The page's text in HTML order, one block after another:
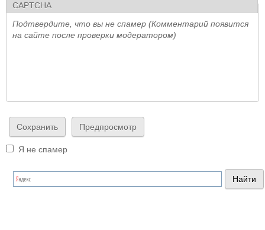
CAPTCHA
Подтвердите, что вы не спамер (Комментарий появится
на сайте после проверки модератором)
Я не спамер
Я спамер